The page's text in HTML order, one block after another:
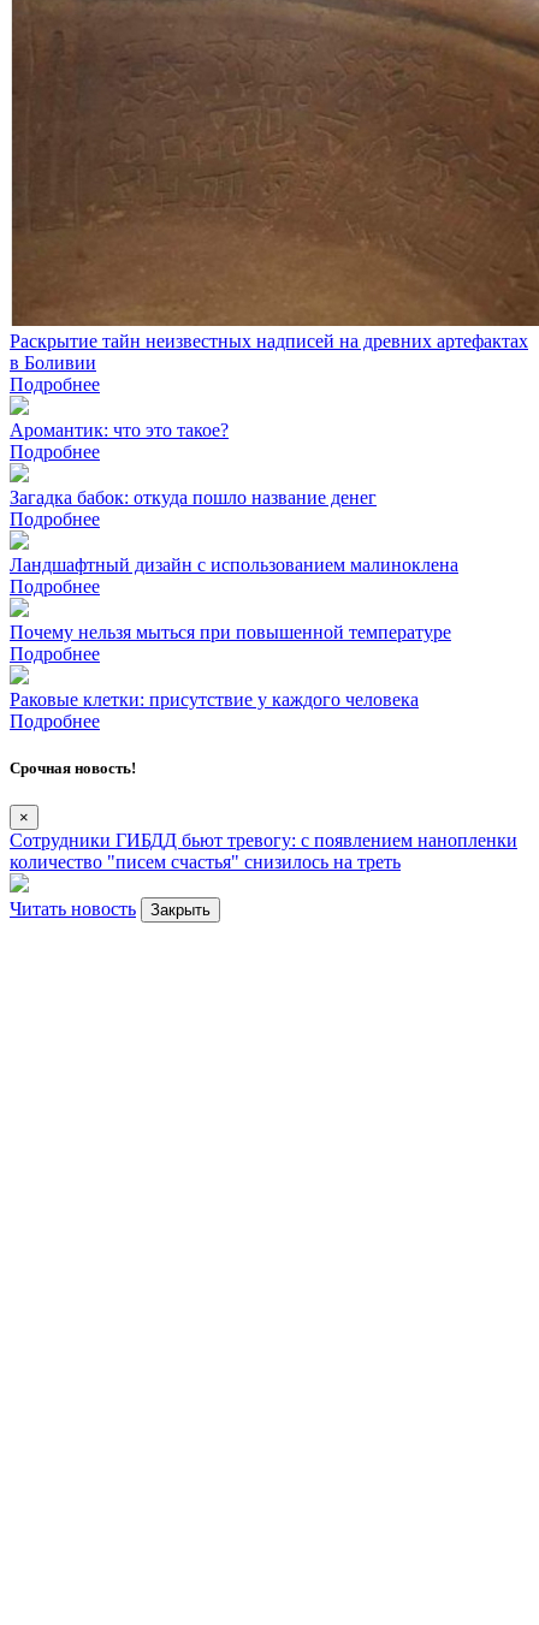
Раскрытие тайн неизвестных надписей на древних артефактах
в Боливии
Подробнее
Аромантик: что это такое?
Подробнее
Загадка бабок: откуда пошло название денег
Подробнее
Ландшафтный дизайн с использованием малиноклена
Подробнее
Почему нельзя мыться при повышенной температуре
Подробнее
Раковые клетки: присутствие у каждого человека
Подробнее
Срочная новость!
×
Сотрудники ГИБДД бьют тревогу: с появлением нанопленки
количество "писем счастья" снизилось на треть
Читать новость Закрыть